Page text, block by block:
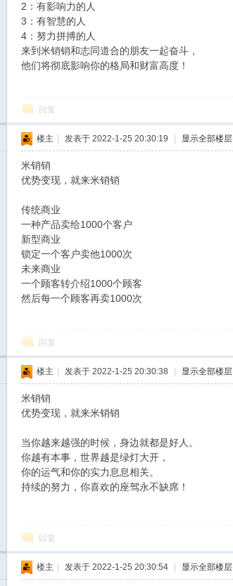
2：有影响力的人
3：有智慧的人
4：努力拼搏的人
来到米销销和志同道合的朋友一起奋斗，
他们将彻底影响你的格局和财富高度！
回复
楼主 发表于 2022-1-25 20:30:19 显示全部楼层
米销销
优势变现，就来米销销
传统商业
一种产品卖给1000个客户
新型商业
锁定一个客户卖他1000次
未来商业
一个顾客转介绍1000个顾客
然后每一个顾客再卖1000次
回复
楼主 发表于 2022-1-25 20:30:38 显示全部楼层
米销销
优势变现，就来米销销
当你越来越强的时候，身边就都是好人。
你越有本事，世界越是绿灯大开，
你的运气和你的实力息息相关。
持续的努力，你喜欢的座驾永不缺席！
回复
楼主 发表于 2022-1-25 20:30:54 显示全部楼层